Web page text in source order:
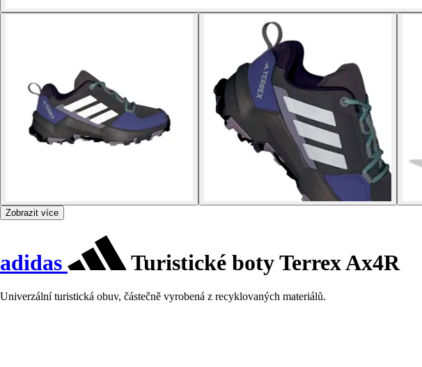
Zobrazit více
adidas Turistické boty Terrex Ax4R
Univerzální turistická obuv, částečně vyrobená z recyklovaných materiálů.